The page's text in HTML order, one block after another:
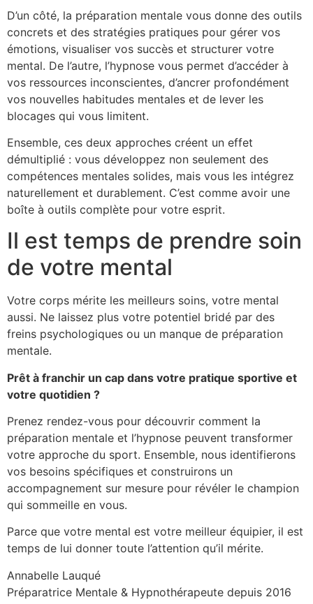
D’un côté, la préparation mentale vous donne des outils
concrets et des stratégies pratiques pour gérer vos
émotions, visualiser vos succès et structurer votre
mental. De l’autre, l’hypnose vous permet d’accéder à
vos ressources inconscientes, d’ancrer profondément
vos nouvelles habitudes mentales et de lever les
blocages qui vous limitent.
Ensemble, ces deux approches créent un effet
démultiplié : vous développez non seulement des
compétences mentales solides, mais vous les intégrez
naturellement et durablement. C’est comme avoir une
boîte à outils complète pour votre esprit.
Il est temps de prendre soin
de votre mental
Votre corps mérite les meilleurs soins, votre mental
aussi. Ne laissez plus votre potentiel bridé par des
freins psychologiques ou un manque de préparation
mentale.
Prêt à franchir un cap dans votre pratique sportive et
votre quotidien ?
Prenez rendez-vous pour découvrir comment la
préparation mentale et l’hypnose peuvent transformer
votre approche du sport. Ensemble, nous identifierons
vos besoins spécifiques et construirons un
accompagnement sur mesure pour révéler le champion
qui sommeille en vous.
Parce que votre mental est votre meilleur équipier, il est
temps de lui donner toute l’attention qu’il mérite.
Annabelle Lauqué
Préparatrice Mentale & Hypnothérapeute depuis 2016